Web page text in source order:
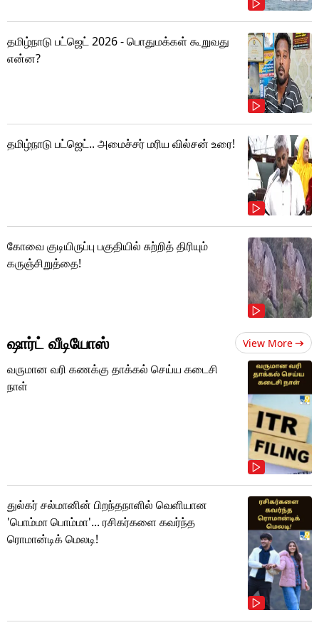
தமிழ்நாடு பட்ஜெட் 2026 - பொதுமக்கள் கூறுவது
என்ன?
தமிழ்நாடு பட்ஜெட்.. அமைச்சர் மரிய வில்சன் உரை!
கோவை குடியிருப்பு பகுதியில் சுற்றித் திரியும்
கருஞ்சிறுத்தை!
ஷார்ட் வீடியோஸ் View More
வருமான வரி கணக்கு தாக்கல் செய்ய கடைசி
நாள்
துல்கர் சல்மானின் பிறந்தநாளில் வெளியான
'பொம்மா பொம்மா'... ரசிகர்களை கவர்ந்த
ரொமான்டிக் மெலடி!